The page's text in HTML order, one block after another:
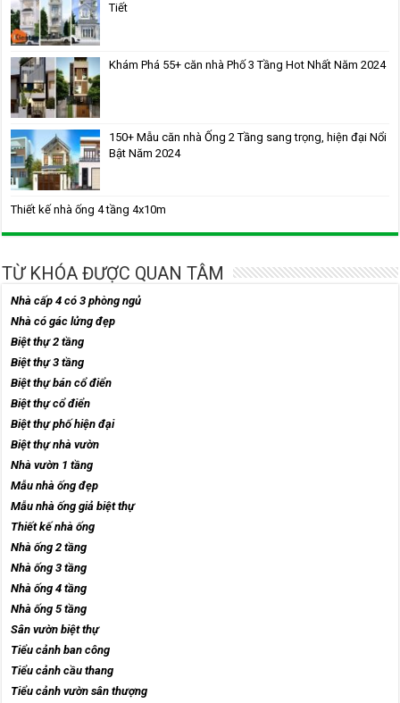
Tiết
Khám Phá 55+ căn nhà Phố 3 Tầng Hot Nhất Năm 2024
150+ Mẫu căn nhà Ống 2 Tầng sang trọng, hiện đại Nổi
Bật Năm 2024
Thiết kế nhà ống 4 tầng 4x10m
TỪ KHÓA ĐƯỢC QUAN TÂM
Nhà cấp 4 có 3 phòng ngủ
Nhà có gác lửng đẹp
Biệt thự 2 tầng
Biệt thự 3 tầng
Biệt thự bán cổ điển
Biệt thự cổ điển
Biệt thự phố hiện đại
Biệt thự nhà vườn
Nhà vườn 1 tầng
Mẫu nhà ống đẹp
Mẫu nhà ống giả biệt thự
Thiết kế nhà ống
Nhà ống 2 tầng
Nhà ống 3 tầng
Nhà ống 4 tầng
Nhà ống 5 tầng
Sân vườn biệt thự
Tiểu cảnh ban công
Tiểu cảnh cầu thang
Tiểu cảnh vườn sân thượng